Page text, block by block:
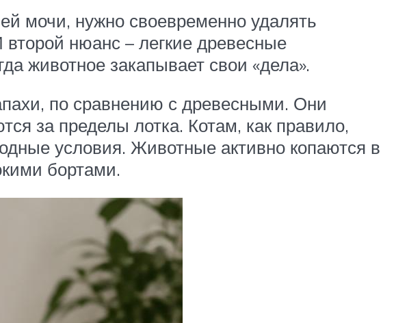
мочи, нужно своевременно удалять
второй нюанс – легкие древесные
животное закапывает свои «дела».
по сравнению с древесными. Они
за пределы лотка. Котам, как правило,
условия. Животные активно копаются в
бортами.